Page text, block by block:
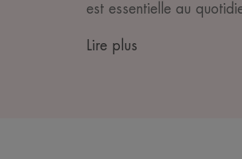
est essentielle au
Lire plus